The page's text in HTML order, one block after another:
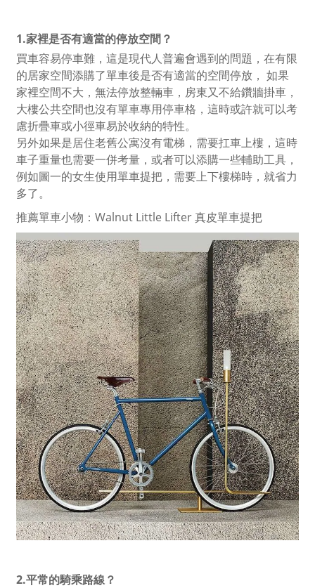
1.家裡是否有適當的停放空間？
買車容易停車難，這是現代人普遍會遇到的問題，在有限
的居家空間添購了單車後是否有適當的空間停放， 如果
家裡空間不大，無法停放整輛車，房東又不給鑽牆掛車，
大樓公共空間也沒有單車專用停車格，這時或許就可以考
慮折疊車或小徑車易於收納的特性。
另外如果是居住老舊公寓沒有電梯，需要扛車上樓，這時
車子重量也需要一併考量，或者可以添購一些輔助工具，
例如圖一的女生使用單車提把，需要上下樓梯時，就省力
多了。
推薦單車小物： Walnut Little Lifter 真皮單車提把
2.平常的騎乘路線？